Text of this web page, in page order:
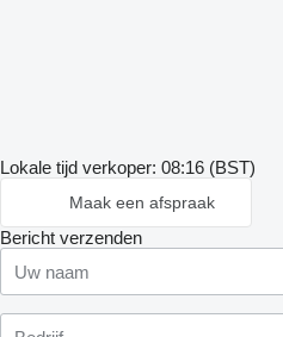
Lokale tijd verkoper: 08:16 (BST)
Maak een afspraak
Bericht verzenden